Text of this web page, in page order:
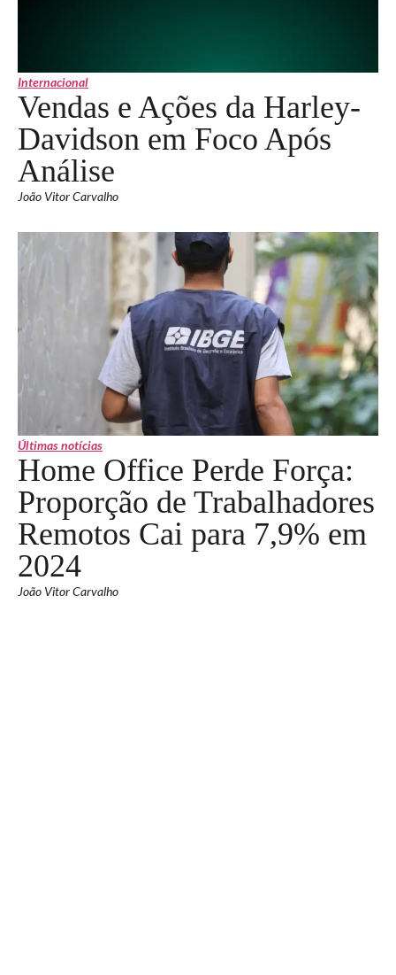
Internacional
Vendas e Ações da Harley-
Davidson em Foco Após
Análise
João Vitor Carvalho
Últimas notícias
Home Office Perde Força:
Proporção de Trabalhadores
Remotos Cai para 7,9% em
2024
João Vitor Carvalho